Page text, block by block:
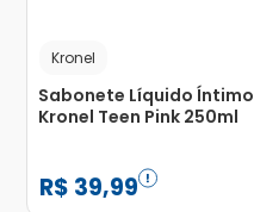
Kronel
Sabonete Líquido Íntimo
Kronel Teen Pink 250ml
R$ 39,99